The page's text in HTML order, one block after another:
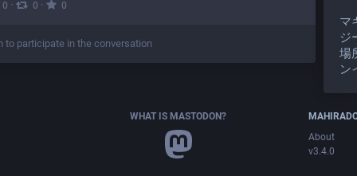
0 · 0 · 0
to participate in the conversation
マ
ジ
場
ン
WHAT IS MASTODON?
About
v3.4.0